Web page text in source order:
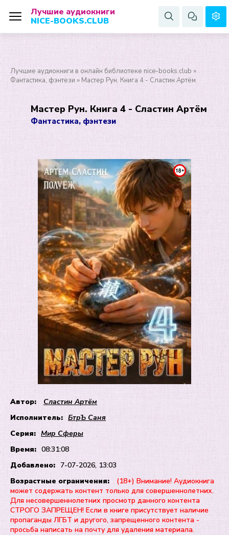
Лучшие аудиокниги
NICE-BOOKS.CLUB
Лучшие аудиокниги в онлайн библиотеке nice-books.club »
Фантастика, фэнтези » Мастер Рун. Книга 4 - Сластин Артём
Мастер Рун. Книга 4 - Сластин Артём
Фантастика, фэнтези
Автор:
Сластин Артём
Исполнитель: БтрЪ Саня
Серия: Мир Сферы
Время: 08:31:08
Добавлено: 7-07-2026, 13:03
Возрастные ограничения:
(18+) Внимание! Аудиокнига
может содержать контент только для совершеннолетних.
Для несовершеннолетних просмотр данного контента
СТРОГО ЗАПРЕЩЕН! Если в книге присутствует наличие
пропаганды ЛГБТ и другого, запрещенного контента -
просьба написать на почту для удаления материала.